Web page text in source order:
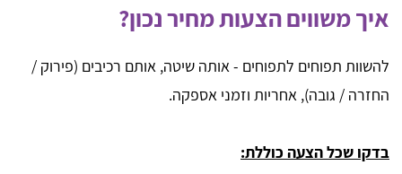
איך משווים הצעות מחיר נכון?
להשוות תפוחים לתפוחים - אותה שיטה, אותם רכיבים (פירוק /
החזרה / גובה), אחריות וזמני אספקה.
בדקו שכל הצעה כוללת: